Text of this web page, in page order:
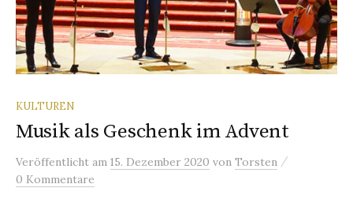
KULTUREN
Musik als Geschenk im Advent
Veröffentlicht am 15. Dezember 2020 von Torsten /
0 Kommentare